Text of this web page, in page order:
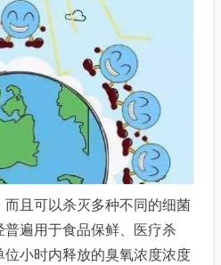
且可以杀灭多种不同的细菌
遍用于食品保鲜、医疗杀
小时内释放的臭氧浓度浓度